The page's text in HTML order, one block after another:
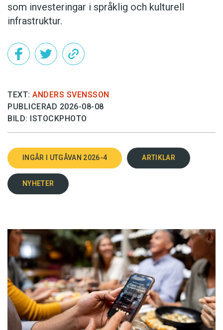
som investeringar i språklig och kulturell
infrastruktur.
TEXT: ANDERS SVENSSON
PUBLICERAD 2026-08-08
BILD: ISTOCKPHOTO
INGÅR I UTGÅVAN 2026-4 ARTIKLAR
NYHETER